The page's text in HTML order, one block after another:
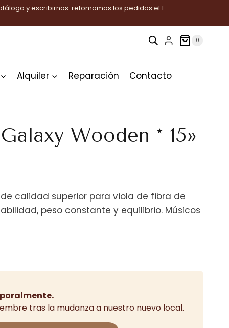
y escribirnos: retomamos los pedidos el 1
0
Alquiler Reparación Contacto
Wooden * 15»
calidad superior para viola de fibra de
peso constante y equilibrio. Músicos
tras la mudanza a nuestro nuevo local.